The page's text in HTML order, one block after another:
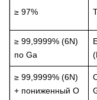
≥ 97%
≥ 99,9999% (6N)
по Ga
≥ 99,9999% (6N)
+ пониженный O